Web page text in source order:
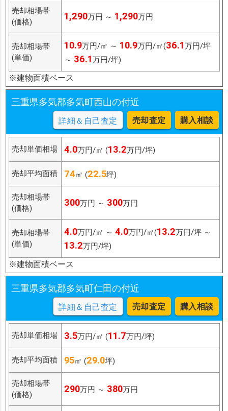
売却相場帯
(価格)
1,290万円 ～ 1,290万円
売却相場帯
(単価)
10.9万円/㎡ ～ 10.9万円/㎡(36.1万円/坪
～ 36.1万円/坪)
※建物面積ベース
三重県多気郡多気町西山の付近
詳細＆自己査定 売却査定 購入相談
売却単価相場 4.0万円/㎡ (13.2万円/坪)
売却平均面積 74㎡ (22.5坪)
売却相場帯
(価格)
300万円 ～ 300万円
売却相場帯
(単価)
4.0万円/㎡ ～ 4.0万円/㎡(13.2万円/坪 ～
13.2万円/坪)
※建物面積ベース
三重県多気郡多気町仁田の付近
詳細＆自己査定 売却査定 購入相談
売却単価相場 3.5万円/㎡ (11.7万円/坪)
売却平均面積 95㎡ (29.0坪)
売却相場帯
(価格)
290万円 ～ 380万円